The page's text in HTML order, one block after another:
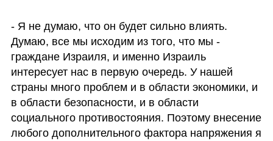
- Я не думаю, что он будет сильно влиять.
Думаю, все мы исходим из того, что мы -
граждане Израиля, и именно Израиль
интересует нас в первую очередь. У нашей
страны много проблем и в области экономики, и
в области безопасности, и в области
социального противостояния. Поэтому внесение
любого дополнительного фактора напряжения я